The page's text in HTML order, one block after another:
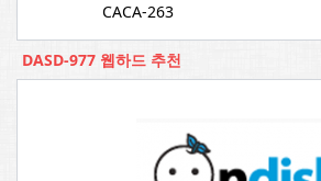
CACA-263
DASD-977 웹하드 추천